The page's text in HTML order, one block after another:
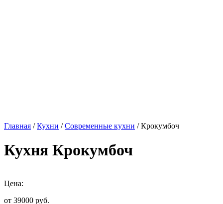
Главная /Кухни /Современные кухни / Крокумбоч
Кухня Крокумбоч
Цена:
от 39000 руб.